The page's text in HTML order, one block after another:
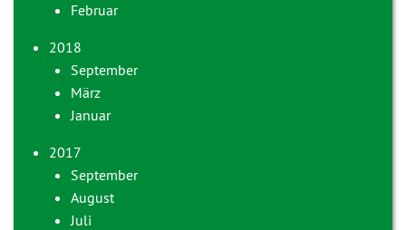
Februar
2018
September
März
Januar
2017
September
August
Juli